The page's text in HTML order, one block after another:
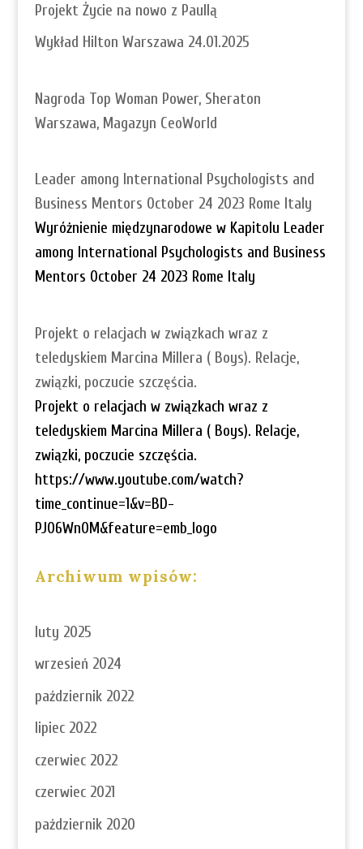
Projekt Życie na nowo z Paullą
Wykład Hilton Warszawa 24.01.2025
Nagroda Top Woman Power, Sheraton
Warszawa, Magazyn CeoWorld
Leader among International Psychologists and
Business Mentors October 24 2023 Rome Italy
Wyróżnienie międzynarodowe w Kapitolu Leader
among International Psychologists and Business
Mentors October 24 2023 Rome Italy
Projekt o relacjach w związkach wraz z
teledyskiem Marcina Millera ( Boys). Relacje,
związki, poczucie szczęścia.
Projekt o relacjach w związkach wraz z
teledyskiem Marcina Millera ( Boys). Relacje,
związki, poczucie szczęścia.
https://www.youtube.com/watch?
time_continue=1&v=BD-
PJ06Wn0M&feature=emb_logo
Archiwum wpisów:
luty 2025
wrzesień 2024
październik 2022
lipiec 2022
czerwiec 2022
czerwiec 2021
październik 2020